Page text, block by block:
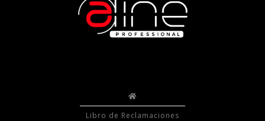
Libro de Reclamaciones